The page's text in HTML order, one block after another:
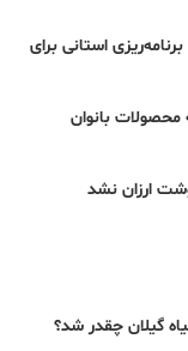
استانی برای
بانوان
گیلان چقدر شد؟